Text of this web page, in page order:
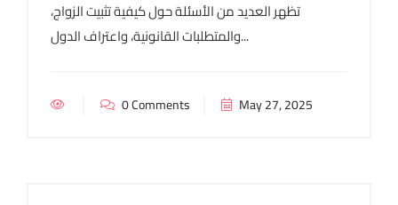
تظهر العديد من الأسئلة حول كيفية تثبيت الزواج،
والمتطلبات القانونية، واعتراف الدول...
0 Comments May 27, 2025